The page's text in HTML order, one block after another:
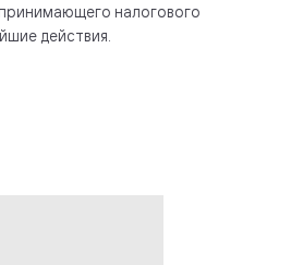
налогового
действия.